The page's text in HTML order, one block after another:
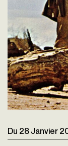
Du 28 Janvier